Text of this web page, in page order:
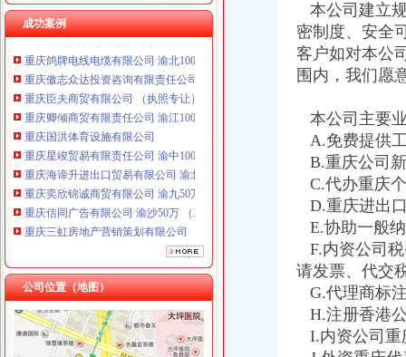
成功案例
重庆鸽牌电线电缆有限公司 渝北10010万 (进出口权)
重庆傲志众达投资咨询有限责任公司 渝九1000万 （增资）
重庆臣夫商贸有限公司 （执照专让）
重庆卿倾商贸有限责任公司 渝江100万 （工商注册）
重庆国洪体育设施有限公司
重庆星竣贸易有限责任公司 渝中100万 （进出口权）
重庆海谛升进出口贸易有限公司 渝北100万 （进出口权）
重庆奕欣锦诚商贸有限公司 渝九50万 （工商注册）
重庆信同广告有限公司 渝沙50万 （工商注册）
重庆三虹房地产营销策划有限公司
重庆宝鹰汽车销售有限公司
重庆鸽牌电线电缆有限公司 渝北10010万 (进出口权)
重庆傲志众达投资咨询有限责任公司 渝九1000万 （增资）
重庆臣夫商贸有限公司 （执照专让）
重庆卿倾商贸有限责任公司 渝江100万 （工商注册）
重庆国洪体育设施有限公司
重庆星竣贸易有限责任公司 渝中100万 （进出口权）
公司位置（地图）
增值税核定标准
本公司建立
密制度、安全
客户如对本公
围内，我们愿
本公司主要
A.免费提供
B.重庆公司
C.代办重庆
D.重庆进出
E.协助一般
F.内资公司
请发票、代交
G.代理商标
H.注册香港
I.内资公司重